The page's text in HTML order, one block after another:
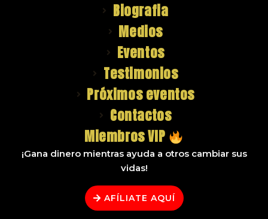
Biografia
Medios
Eventos
Testimonios
Próximos eventos
Contactos
Miembros VIP
¡Gana dinero mientras ayuda a otros cambiar sus
vidas!
AFÍLIATE AQUÍ